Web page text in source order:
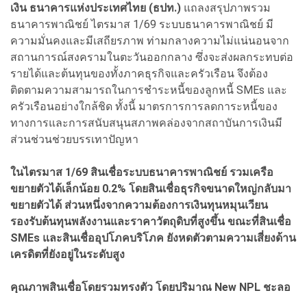
เงิน ธนาคารแห่งประเทศไทย (ธปท.) แถลงสรุปภาพรวม
ธนาคารพาณิชย์ ไตรมาส 1/69 ระบบธนาคารพาณิชย์ มี
ความมั่นคงและมีเสถียรภาพ ท่ามกลางความไม่แน่นอนจาก
สถานการณ์สงครามในตะวันออกกลาง ซึ่งจะส่งผลกระทบต่อ
รายได้และต้นทุนของทั้งภาคธุรกิจและครัวเรือน จึงต้อง
ติดตามความสามารถในการชำระหนี้ของลูกหนี้ SMEs และ
ครัวเรือนอย่างใกล้ชิด ทั้งนี้ มาตรการการลดการะหนี้ของ
ทางการและการสนับสนุนสภาพคล่องจากสถาบันการเงินมี
ส่วนช่วนช่วยบรรเทาปัญหา
ในไตรมาส 1/69 สินเชื่อระบบธนาคารพาณิชย์ รวมเครือ
ขยายตัวได้เล็กน้อย 0.2% โดยสินเชื่อธุรกิจขนาดใหญ่กลับมา
ขยายตัวได้ ส่วนหนึ่งจากความต้องการเงินทุนหมุนเวียน
รองรับต้นทุนพลังงานและราคาวัตถุดิบที่สูงขึ้น ขณะที่สินเชื่อ
SMEs และสินเชื่ออุปโภคบริโภค ยังหดตัวตามความเสี่ยงด้าน
เครดิตที่ยังอยู่ในระดับสูง
คุณภาพสินเชื่อโดยรวมทรงตัว โดยปริมาณ New NPL ชะลอ